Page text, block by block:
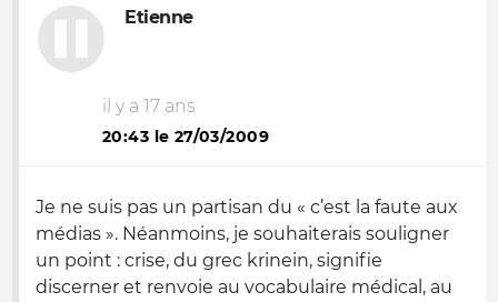
Etienne
il y a 17 ans
20:43 le 27/03/2009
Je ne suis pas un partisan du « c’est la faute aux
médias ». Néanmoins, je souhaiterais souligner
un point : crise, du grec krinein, signifie
discerner et renvoie au vocabulaire médical, au